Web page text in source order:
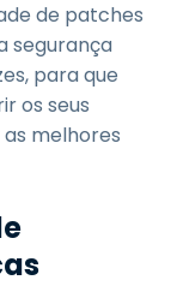
de patches
segurança
para que
os seus
melhores